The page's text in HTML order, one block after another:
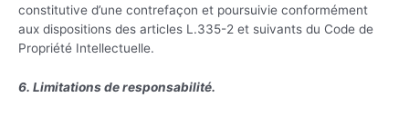
constitutive d’une contrefaçon et poursuivie conformément
aux dispositions des articles L.335-2 et suivants du Code de
Propriété Intellectuelle.
6. Limitations de responsabilité.